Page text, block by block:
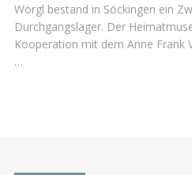
Wörgl bestand in Söckingen ein
Durchgangslager. Der
Kooperation mit dem Anne Frank
…